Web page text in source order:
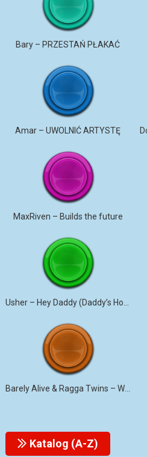
Bary – PRZESTAŃ PŁAKAĆ
Amar – UWOLNIĆ ARTYSTĘ
MaxRiven – Builds the future
Barely Alive & Ragga Twins – We Set It
Katalog (A-Z)